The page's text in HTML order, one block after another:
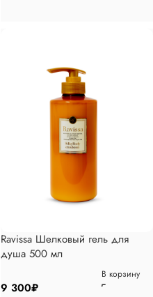
Ravissa Шелковый гель для
душа 500 мл
9 300₽
В корзину